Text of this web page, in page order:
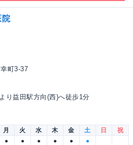
院
町3-37
り益田駅方向(西)へ徒歩1分
月 火 水 木 金 土 日
祝
● ● ● ● ●
●